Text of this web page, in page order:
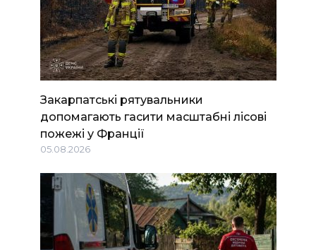
Закарпатські рятувальники
допомагають гасити масштабні лісові
пожежі у Франції
05.08.2026